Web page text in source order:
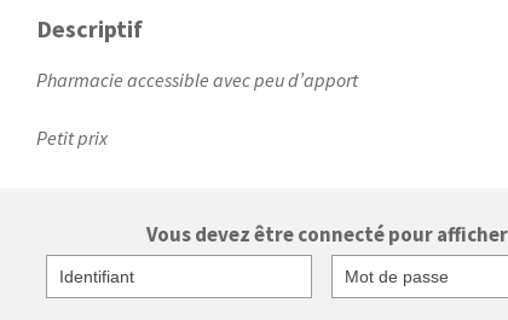
Descriptif
Pharmacie accessible avec peu d’apport
Petit prix
Vous devez être connecté pour
Identifiant
Mot de passe